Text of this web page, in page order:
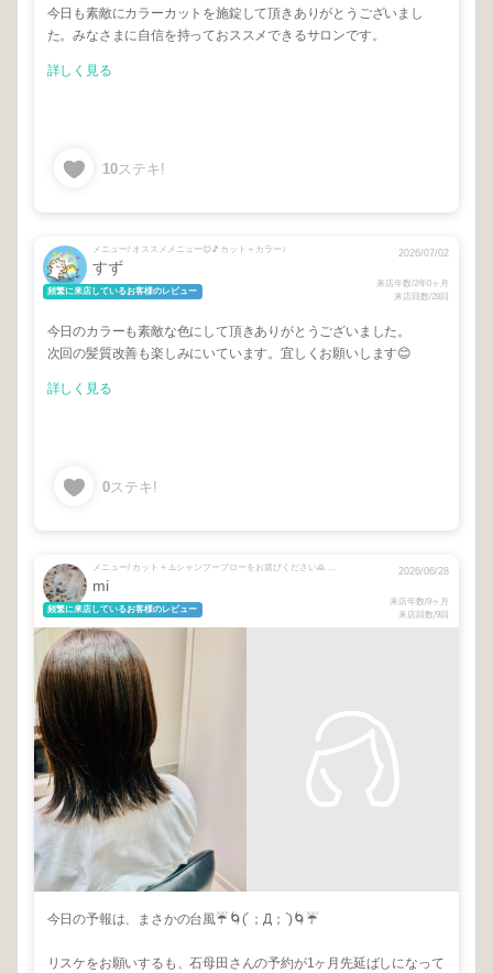
今日も素敵にカラーカットを施錠して頂きありがとうございまし
た。みなさまに自信を持っておススメできるサロンです。
詳しく見る
10ステキ!
メニュー/ オススメメニュー😊🎵カット＋カラー♪
すず
頻繁に来店しているお客様のレビュー
2026/07/02
来店年数/2年0ヶ月
来店回数/28回
今日のカラーも素敵な色にして頂きありがとうございました。
次回の髪質改善も楽しみにいています。宜しくお願いします😊
詳しく見る
0ステキ!
メニュー/ カット + ⚠️シャンプーブローをお選びください🙇 + 前髪縮毛矯正
mi
頻繁に来店しているお客様のレビュー
2026/06/28
来店年数/9ヶ月
来店回数/9回
今日の予報は、まさかの台風☔️🌀(´；Д；`)🌀☔️
リスケをお願いするも、石母田さんの予約が1ヶ月先延ばしになって